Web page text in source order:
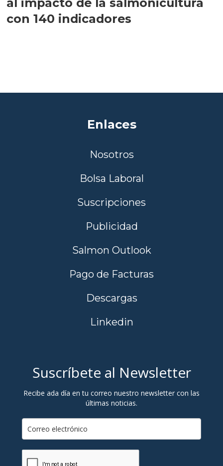
con 140 indicadores
Enlaces
Nosotros
Bolsa Laboral
Suscripciones
Publicidad
Salmon Outlook
Pago de Facturas
Descargas
Linkedin
Suscríbete al Newsletter
Recibe ada día en tu correo nuestro newsletter con las
últimas noticias.